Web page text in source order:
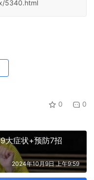
5340.html
0 0
大症状+预防7招
2024年10月9日 上午9:59